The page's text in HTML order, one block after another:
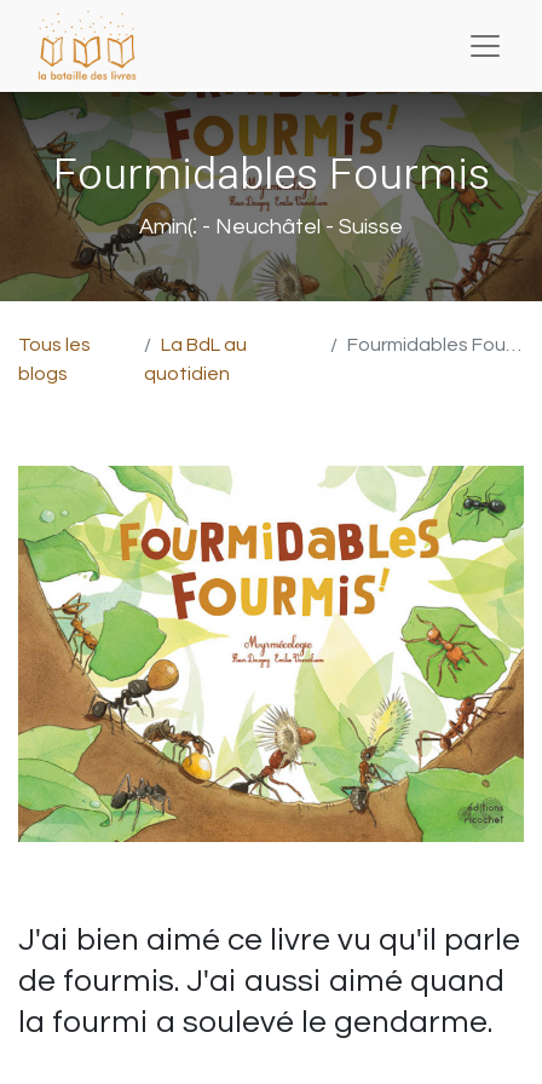
Fourmidables Fourmis
Amin(⁚ - Neuchâtel - Suisse
Tous les
blogs
La BdL au
quotidien
Fourmidables Fourmis
J'ai bien aimé ce livre vu qu'il parle
de fourmis. J'ai aussi aimé quand
la fourmi a soulevé le gendarme.